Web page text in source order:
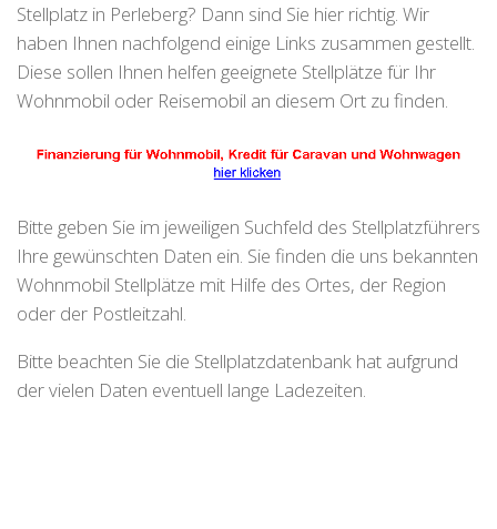
Stellplatz in Perleberg? Dann sind Sie hier richtig. Wir
haben Ihnen nachfolgend einige Links zusammen gestellt.
Diese sollen Ihnen helfen geeignete Stellplätze für Ihr
Wohnmobil oder Reisemobil an diesem Ort zu finden.
Bitte geben Sie im jeweiligen Suchfeld des Stellplatzführers
Ihre gewünschten Daten ein. Sie finden die uns bekannten
Wohnmobil Stellplätze mit Hilfe des Ortes, der Region
oder der Postleitzahl.
Bitte beachten Sie die Stellplatzdatenbank hat aufgrund
der vielen Daten eventuell lange Ladezeiten.